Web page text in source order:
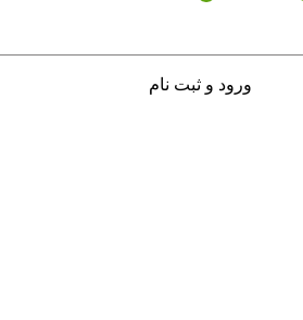
ورود و ثبت نام